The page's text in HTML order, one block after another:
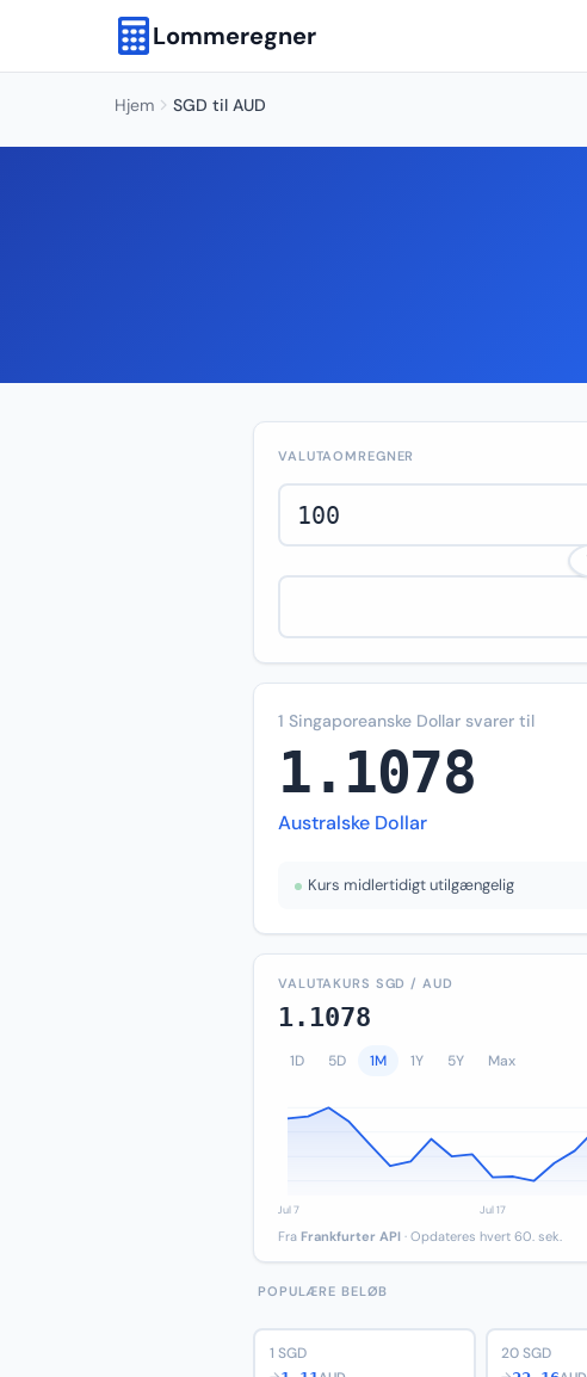
Lommeregner
Hjem SGD til AUD
VALUTAOMREGNER
1 Singaporeanske Dollar svarer til
1.1078
Australske Dollar
Kurs midlertidigt utilgængelig
VALUTAKURS SGD / AUD
1.1078
1D 5D 1M 1Y 5Y Max
Fra Frankfurter API · Opdateres hvert 60. sek.
POPULÆRE BELØB
1 SGD 20 SGD